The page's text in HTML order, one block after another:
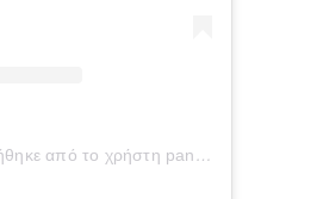
Η δημοσίευση κοινοποιήθηκε από το χρήστη panionianea.gr (@panionianea.gr)